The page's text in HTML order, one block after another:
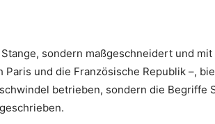
sondern maßgeschneidert und
und die Französische Republik –,
betrieben, sondern die Begriffe